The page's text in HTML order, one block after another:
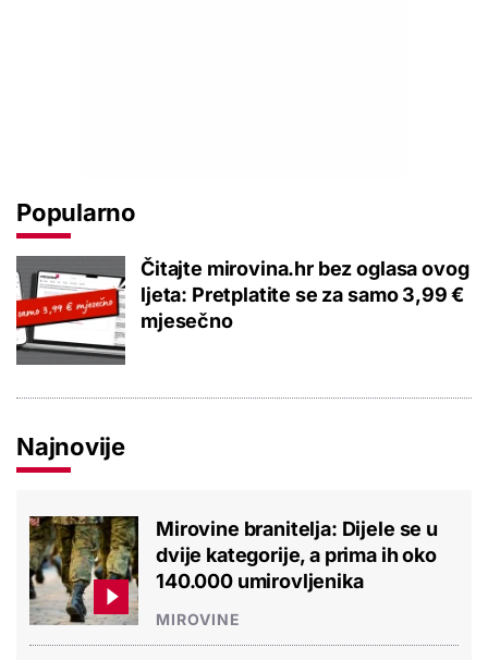
Popularno
Čitajte mirovina.hr bez oglasa ovog
ljeta: Pretplatite se za samo 3,99 €
mjesečno
Najnovije
Mirovine branitelja: Dijele se u
dvije kategorije, a prima ih oko
140.000 umirovljenika
MIROVINE